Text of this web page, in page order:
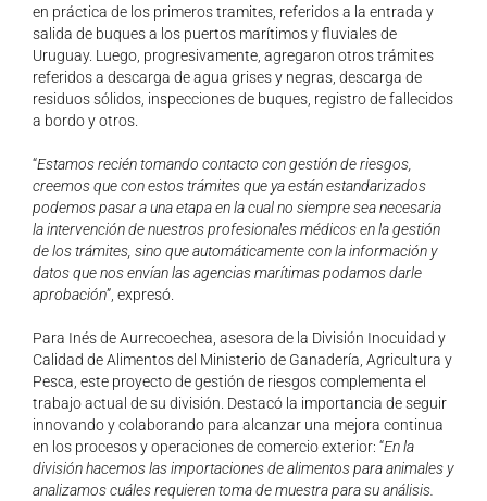
en práctica de los primeros tramites, referidos a la entrada y
salida de buques a los puertos marítimos y fluviales de
Uruguay. Luego, progresivamente, agregaron otros trámites
referidos a descarga de agua grises y negras, descarga de
residuos sólidos, inspecciones de buques, registro de fallecidos
a bordo y otros.
“Estamos recién tomando contacto con gestión de riesgos,
creemos que con estostrámites que ya están estandarizados
podemos pasar a una etapa en la cual no siempre sea necesaria
la intervención de nuestros profesionales médicos en la gestión
de los trámites, sino que automáticamente con la información y
datos que nos envíanlas agencias marítimas podamos darle
aprobación”, expresó.
Para Inés de Aurrecoechea, asesora de la División Inocuidad y
Calidad de Alimentos del Ministerio de Ganadería, Agricultura y
Pesca, este proyecto de gestión de riesgos complementa el
trabajo actual de su división. Destacó la importancia de seguir
innovando y colaborando para alcanzar una mejora continua
en los procesos y operaciones de comercio exterior: “En la
división hacemos las importaciones dealimentos para animales y
analizamos cuáles requieren toma de muestra para suanálisis.